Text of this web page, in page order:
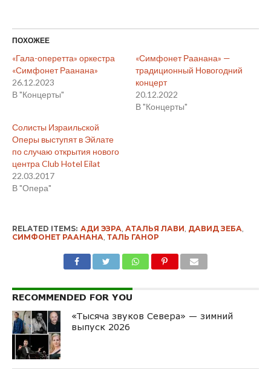
ПОХОЖЕЕ
«Гала-оперетта» оркестра
«Симфонет Раанана»
26.12.2023
В "Концерты"
«Симфонет Раанана» —
традиционный Новогодний
концерт
20.12.2022
В "Концерты"
Солисты Израильской
Оперы выступят в Эйлате
по случаю открытия нового
центра Club Hotel Eilat
22.03.2017
В "Опера"
RELATED ITEMS: АДИ ЭЗРА, АТАЛЬЯ ЛАВИ, ДАВИД ЗЕБА,
СИМФОНЕТ РААНАНА, ТАЛЬ ГАНОР
RECOMMENDED FOR YOU
«Тысяча звуков Севера» — зимний
выпуск 2026